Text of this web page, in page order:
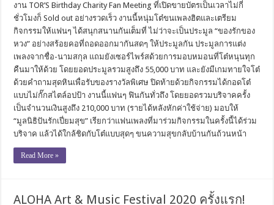
งาน TOR’S​ Birthday Charity Fan Meeting ที่เปิดขายบัตรเป็นเวลาไม่กี่
ชั่วโมงก็ Sold out อย่างรวดเร็ว งานนี้หนุ่มโต๋ขนเพลงฮิตและเตรียม
กิจกรรมให้แฟนๆ​ ได้สนุกสนานกันเต็มที่​ ไม่ว่าจะเป็นประมูล​ “ของรักของ
หวง” อย่างสร้อยคอที่ถอดออกมากันสดๆ​ ให้ประมูลกัน​ ประมูลการแต่ง
เพลงจากชื่อ-นามสกุล​ แถมยังเซอร์ไพร์ส​ด้วยการมอบหมอนที่โต๋หนุนทุก
คืนมาให้ด้วย​ โดยยอดประมูลรวมสูงถึง​ 55,000​ บาท​ และยังมีเกมทายใจโต๋
ด้วยคำถามสุดหิน​เพื่อรับของรางวัล​พิเศษ​ ปิดท้ายด้วยกิจกรรมได้กอดโต๋
แบบไม่กั๊กสไตล์​อปป้า​ งานนี้แฟนๆ​ ฟินกันทั่วถึง โดยยอดรวมบริจาคครั้ง
เป็นจำนวนเงินสูงถึง​ 210,000 บาท​ (รายได้​หลังหักค่าใช้จ่าย)​ มอบให้​
“มูลนิธิปันรักเปี่ยมสุข” เรียกว่าแฟนเพลงที่มาร่วมกิจกรรม​ในครั้งนี้ได้ร่วม
บริจาค​ แล้วได้ใกล้ชิดกับโต๋แบบสุดๆ​ ขนความสุขกลับบ้านกันถ้วนหน้า
Read More »
ALOHA Art & Music Festival 2020 ครั้งแรก!